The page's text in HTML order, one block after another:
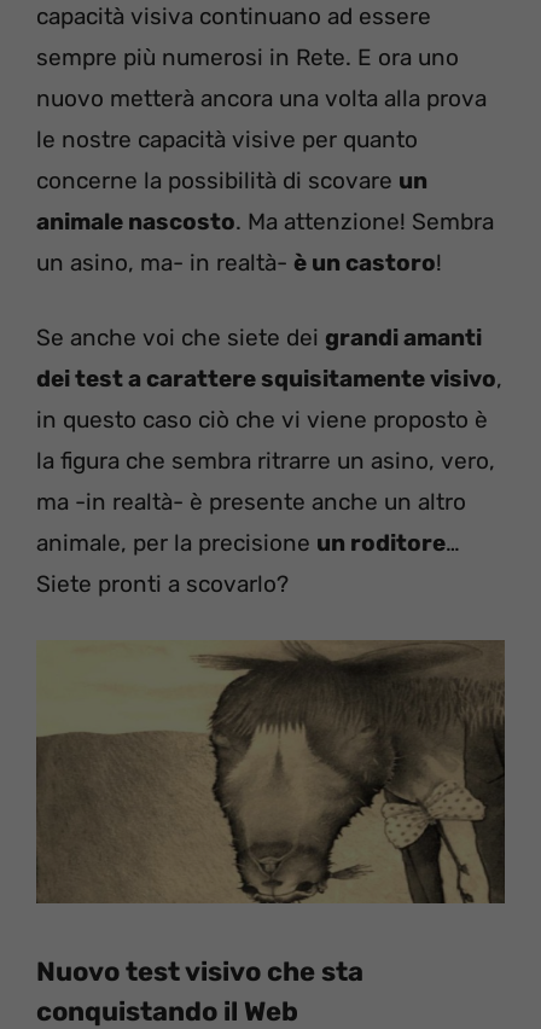
capacità visiva continuano ad essere
sempre più numerosi in Rete. E ora uno
nuovo metterà ancora una volta alla prova
le nostre capacità visive per quanto
concerne la possibilità di scovare un
animale nascosto. Ma attenzione! Sembra
un asino, ma- in realtà- è un castoro!
Se anche voi che siete dei grandi amanti
dei test a carattere squisitamente visivo,
in questo caso ciò che vi viene proposto è
la figura che sembra ritrarre un asino, vero,
ma -in realtà- è presente anche un altro
animale, per la precisione un roditore…
Siete pronti a scovarlo?
Nuovo test visivo che sta
conquistando il Web